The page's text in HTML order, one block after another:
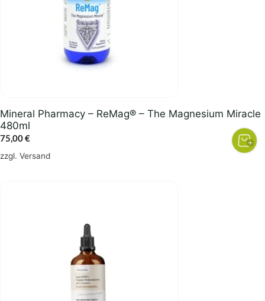
Mineral Pharmacy – ReMag® – The Magnesium Miracle
480ml
75,00€
zzgl. Versand